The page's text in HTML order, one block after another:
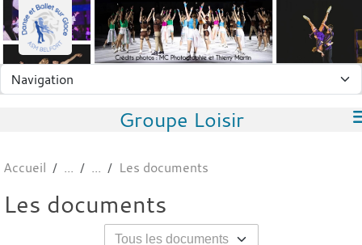
Groupe Loisir
Accueil Les documents
Les documents
Panneau de gestion des cookies